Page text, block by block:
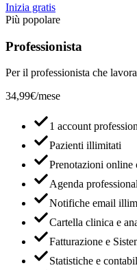
Inizia gratis
Più popolare
Professionista
Per il professionista che
34,99€/mese
1 account
Pazienti illimitati
Prenotazioni online
Agenda
Notifiche email
Cartella clinica e
Fatturazione e
Statistiche e